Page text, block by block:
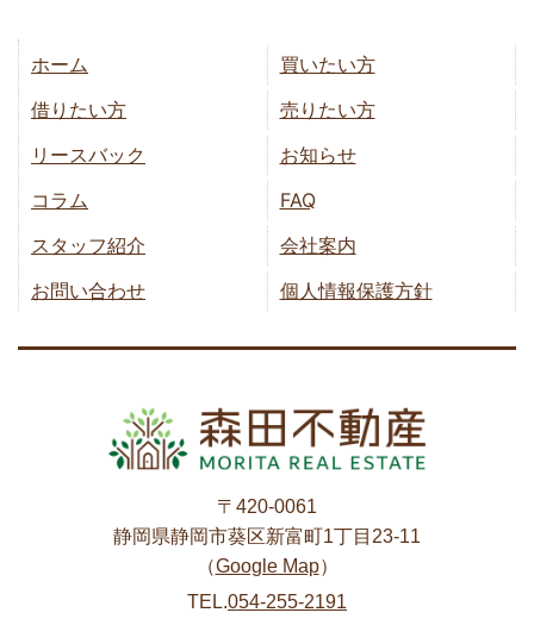
ホーム
買いたい方
借りたい方
売りたい方
リースバック
お知らせ
コラム
FAQ
スタッフ紹介
会社案内
お問い合わせ
個人情報保護方針
〒420-0061
静岡県静岡市葵区新富町1丁目23-11
（Google Map）
TEL.054-255-2191